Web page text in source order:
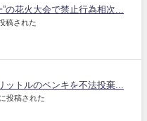
”の花火大会で禁止行為相次...
稿された
ットルのペンキを不法投棄...
投稿された